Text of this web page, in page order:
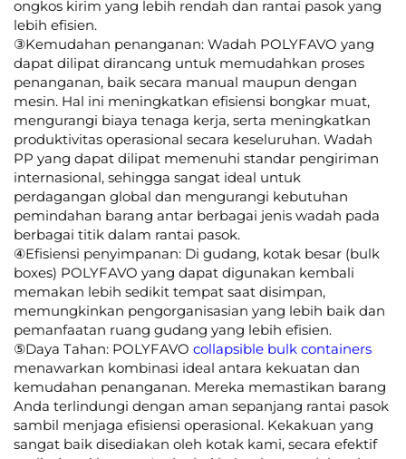
ongkos kirim yang lebih rendah dan rantai pasok yang
lebih efisien.
③Kemudahan penanganan: Wadah POLYFAVO yang
dapat dilipat dirancang untuk memudahkan proses
penanganan, baik secara manual maupun dengan
mesin. Hal ini meningkatkan efisiensi bongkar muat,
mengurangi biaya tenaga kerja, serta meningkatkan
produktivitas operasional secara keseluruhan. Wadah
PP yang dapat dilipat memenuhi standar pengiriman
internasional, sehingga sangat ideal untuk
perdagangan global dan mengurangi kebutuhan
pemindahan barang antar berbagai jenis wadah pada
berbagai titik dalam rantai pasok.
④Efisiensi penyimpanan: Di gudang, kotak besar (bulk
boxes) POLYFAVO yang dapat digunakan kembali
memakan lebih sedikit tempat saat disimpan,
memungkinkan pengorganisasian yang lebih baik dan
pemanfaatan ruang gudang yang lebih efisien.
⑤Daya Tahan: POLYFAVO collapsible bulk containers
menawarkan kombinasi ideal antara kekuatan dan
kemudahan penanganan. Mereka memastikan barang
Anda terlindungi dengan aman sepanjang rantai pasok
sambil menjaga efisiensi operasional. Kekakuan yang
sangat baik disediakan oleh kotak kami, secara efektif